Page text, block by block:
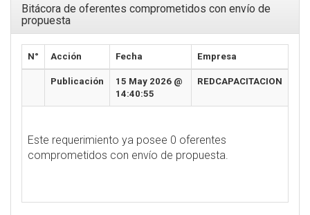
Bitácora de oferentes comprometidos con envío de
propuesta
N° Acción Fecha Empresa
Publicación
15 May 2026 @
14:40:55
REDCAPACITACION
Este requerimiento ya posee 0 oferentes
comprometidos con envío de propuesta.